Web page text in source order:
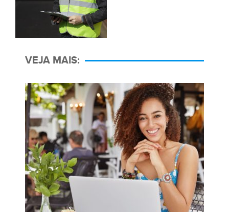
VEJA MAIS: